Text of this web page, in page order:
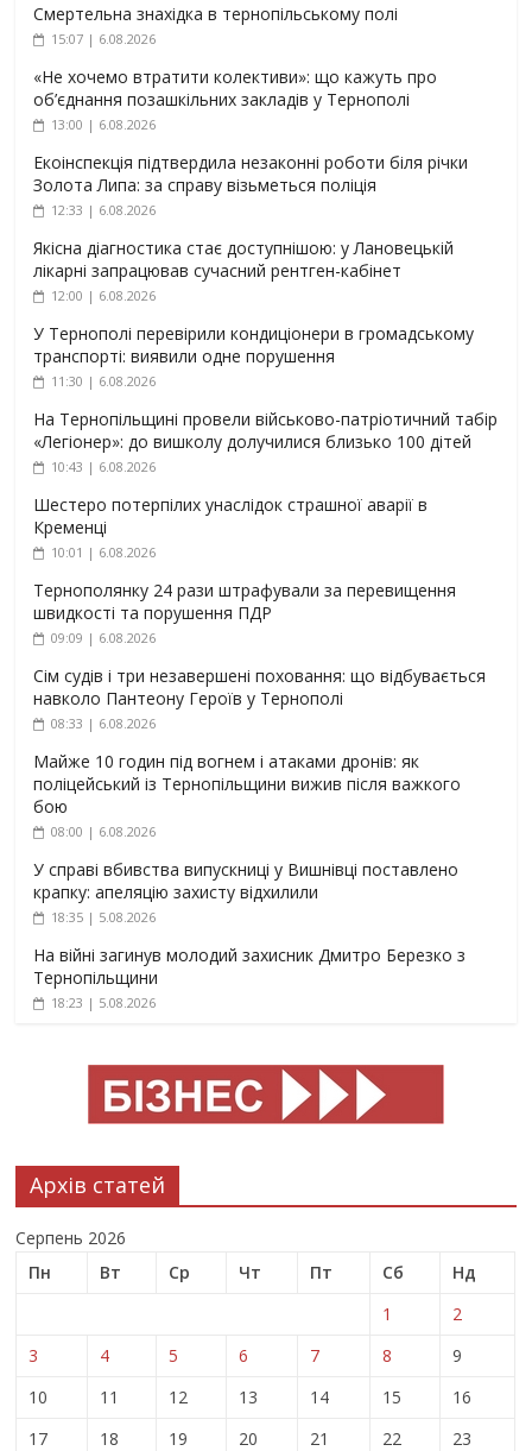
Смертельна знахідка в тернопільському полі
15:07 | 6.08.2026
«Не хочемо втратити колективи»: що кажуть про
об’єднання позашкільних закладів у Тернополі
13:00 | 6.08.2026
Екоінспекція підтвердила незаконні роботи біля річки
Золота Липа: за справу візьметься поліція
12:33 | 6.08.2026
Якісна діагностика стає доступнішою: у Лановецькій
лікарні запрацював сучасний рентген-кабінет
12:00 | 6.08.2026
У Тернополі перевірили кондиціонери в громадському
транспорті: виявили одне порушення
11:30 | 6.08.2026
На Тернопільщині провели військово-патріотичний табір
«Легіонер»: до вишколу долучилися близько 100 дітей
10:43 | 6.08.2026
Шестеро потерпілих унаслідок страшної аварії в
Кременці
10:01 | 6.08.2026
Тернополянку 24 рази штрафували за перевищення
швидкості та порушення ПДР
09:09 | 6.08.2026
Сім судів і три незавершені поховання: що відбувається
навколо Пантеону Героїв у Тернополі
08:33 | 6.08.2026
Майже 10 годин під вогнем і атаками дронів: як
поліцейський із Тернопільщини вижив після важкого
бою
08:00 | 6.08.2026
У справі вбивства випускниці у Вишнівці поставлено
крапку: апеляцію захисту відхилили
18:35 | 5.08.2026
На війні загинув молодий захисник Дмитро Березко з
Тернопільщини
18:23 | 5.08.2026
Архів статей
Серпень 2026
Пн
Вт Ср Чт Пт Сб
Нд
1
2
3
4 5 6 7 8
9
10
11 12 13 14 15
16
17
18 19 20 21 22
23